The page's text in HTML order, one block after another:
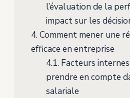
l’évaluation de la
impact sur les
4.Comment mener une
efficace en entreprise
4.1.Facteurs
prendre en compte
salariale